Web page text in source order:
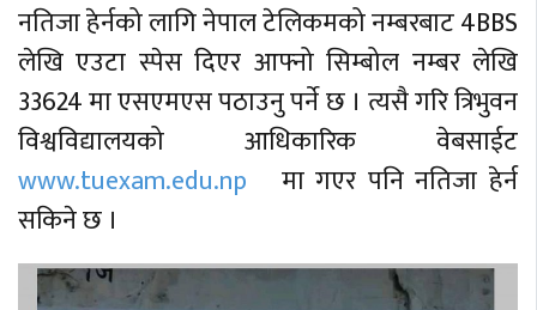
नतिजा हेर्नको लागि नेपाल टेलिकमको नम्बरबाट 4BBS
लेखि एउटा स्पेस दिएर आफ्नो सिम्बोल नम्बर लेखि
33624 मा एसएमएस पठाउनु पर्ने छ । त्यसै गरि त्रिभुवन
विश्वविद्यालयको आधिकारिक वेबसाईट
www.tuexam.edu.np
मा गएर पनि नतिजा हेर्न
सकिने छ ।